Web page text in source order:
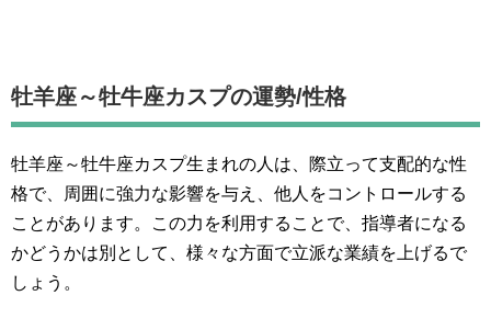
牡羊座～牡牛座カスプの運勢/性格
牡羊座～牡牛座カスプ生まれの人は、際立って支配的な性
格で、周囲に強力な影響を与え、他人をコントロールする
ことがあります。この力を利用することで、指導者になる
かどうかは別として、様々な方面で立派な業績を上げるで
しょう。